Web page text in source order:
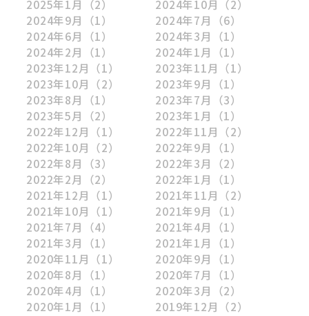
2025年1月
（2） 2024年10月 （2）
2024年9月
（1） 2024年7月
（6）
2024年6月
（1） 2024年3月
（1）
2024年2月
（1） 2024年1月
（1）
2023年12月 （1） 2023年11月 （1）
2023年10月 （2） 2023年9月
（1）
2023年8月
（1） 2023年7月
（3）
2023年5月
（2） 2023年1月
（1）
2022年12月 （1） 2022年11月 （2）
2022年10月 （2） 2022年9月
（1）
2022年8月
（3） 2022年3月
（2）
2022年2月
（2） 2022年1月
（1）
2021年12月 （1） 2021年11月 （2）
2021年10月 （1） 2021年9月
（1）
2021年7月
（4） 2021年4月
（1）
2021年3月
（1） 2021年1月
（1）
2020年11月 （1） 2020年9月
（1）
2020年8月
（1） 2020年7月
（1）
2020年4月
（1） 2020年3月
（2）
2020年1月
（1） 2019年12月 （2）